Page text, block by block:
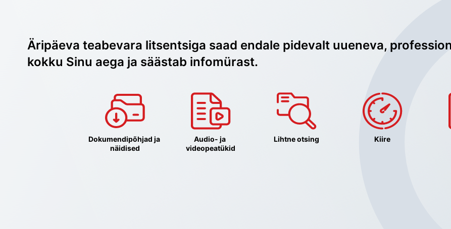
Äripäeva teabevara litsentsiga saad endale pidevalt uueneva,
kokku Sinu aega ja säästab infomürast.
Dokumendipõhjad ja
näidised
Audio- ja
videopeatükid
Lihtne otsing Kiire